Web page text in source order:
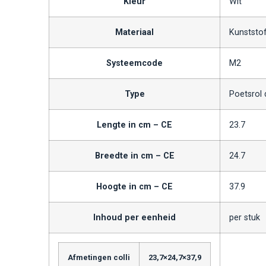
Materiaal
Systeemcode M2
Type Poetsrol
Lengte in cm – CE 23.7
Breedte in cm – CE 24.7
Hoogte in cm – CE 37.9
Inhoud per eenheid per stuk
Afmetingen colli 23,7×24,7×37,9